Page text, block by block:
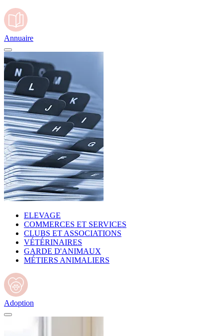
Annuaire
ELEVAGE
COMMERCES ET SERVICES
CLUBS ET ASSOCIATIONS
VÉTÉRINAIRES
GARDE D'ANIMAUX
MÉTIERS ANIMALIERS
Adoption